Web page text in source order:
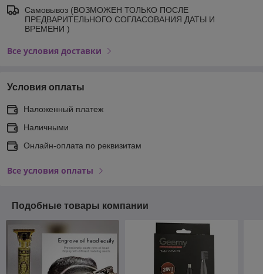
Самовывоз (ВОЗМОЖЕН ТОЛЬКО ПОСЛЕ
ПРЕДВАРИТЕЛЬНОГО СОГЛАСОВАНИЯ ДАТЫ И
ВРЕМЕНИ )
Все условия доставки
Условия оплаты
Наложенный платеж
Наличными
Онлайн-оплата по реквизитам
Все условия оплаты
Подобные товары компании